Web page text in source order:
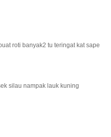
roti banyak2 tu teringat kat sape
silau nampak lauk kuning